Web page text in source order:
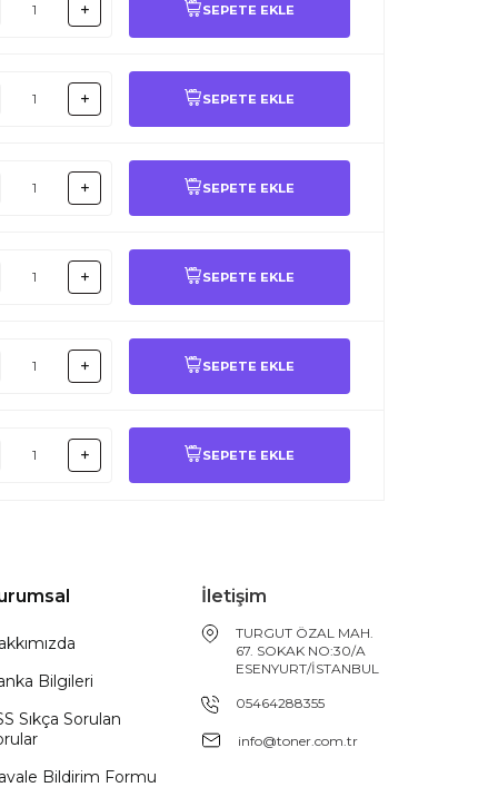
SEPETE EKLE
SEPETE EKLE
SEPETE EKLE
SEPETE EKLE
SEPETE EKLE
SEPETE EKLE
Bilgileri
Sıkça Sorulan
Bildirim Formu
İletişim
TURGUT ÖZAL MAH.
67. SOKAK NO:30/A
ESENYURT/İSTANBUL
05464288355
info@toner.com.tr